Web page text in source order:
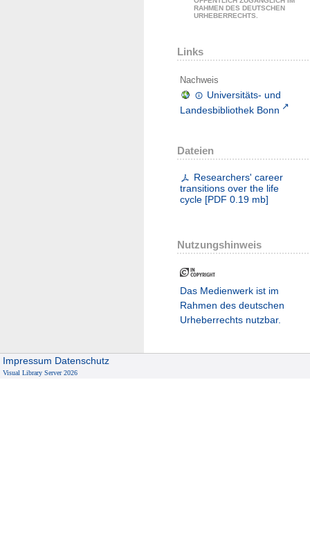
RAHMEN DES DEUTSCHEN
URHEBERRECHTS.
Links
Nachweis
Universitäts- und
Landesbibliothek Bonn
Dateien
Researchers' career
transitions over the life
cycle [PDF 0.19 mb]
Nutzungshinweis
Das Medienwerk ist im
Rahmen des deutschen
Urheberrechts nutzbar.
Impressum Datenschutz
Visual Library Server 2026